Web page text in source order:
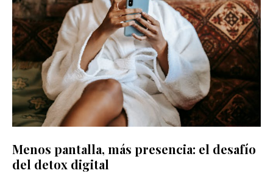
Menos pantalla, más presencia: el desafío
del detox digital